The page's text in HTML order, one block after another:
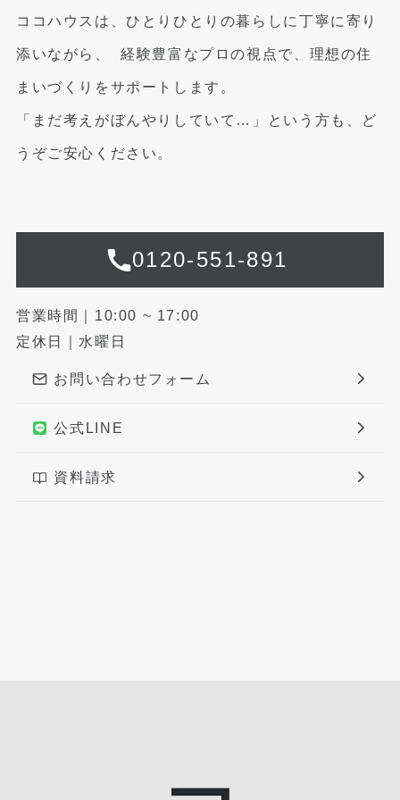
ココハウスは、ひとりひとりの暮らしに丁寧に寄り
添いながら、経験豊富なプロの視点で、理想の住
まいづくりをサポートします。
「まだ考えがぼんやりしていて…」という方も、ど
うぞご安心ください。
0120-551-891
営業時間｜10:00 ~ 17:00
定休日｜水曜日
お問い合わせフォーム
公式LINE
資料請求